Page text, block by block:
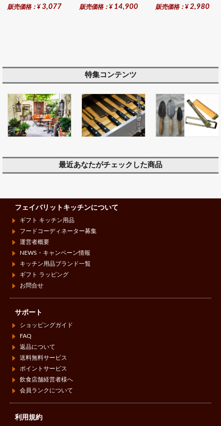
販売価格：¥ 3,077 販売価格：¥ 14,900 販売価格：¥ 2,980
特集コンテンツ
最近あなたがチェックした商品
フェイバリットキッチンについて
ギフト キッチン用品
フードコーディネーター募集
運営者概要
NEWS・キャンペーン情報
キッチン用品ブランド一覧
ギフト ラッピング
お問合せ
サポート
ショッピングガイド
FAQ
返品について
送料無料サービス
ポイントサービス
飲食店舗経営者様へ
会員ランクについて
利用規約